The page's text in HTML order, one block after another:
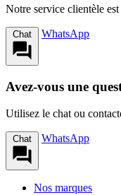
Notre service clientèle
Chat WhatsApp
Avez-vous une
Utilisez le chat ou
Chat WhatsApp
Nos marques